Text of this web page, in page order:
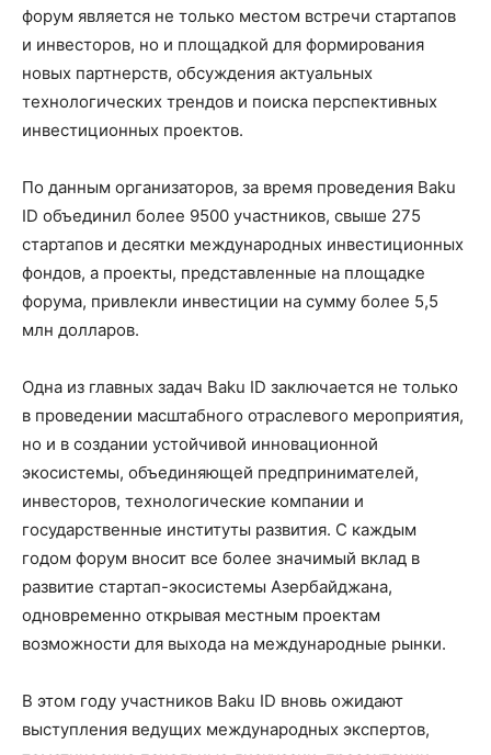
форум является не только местом встречи стартапов
и инвесторов, но и площадкой для формирования
новых партнерств, обсуждения актуальных
технологических трендов и поиска перспективных
инвестиционных проектов.
По данным организаторов, за время проведения Baku
ID объединил более 9500 участников, свыше 275
стартапов и десятки международных инвестиционных
фондов, а проекты, представленные на площадке
форума, привлекли инвестиции на сумму более 5,5
млн долларов.
Одна из главных задач Baku ID заключается не только
в проведении масштабного отраслевого мероприятия,
но и в создании устойчивой инновационной
экосистемы, объединяющей предпринимателей,
инвесторов, технологические компании и
государственные институты развития. С каждым
годом форум вносит все более значимый вклад в
развитие стартап-экосистемы Азербайджана,
одновременно открывая местным проектам
возможности для выхода на международные рынки.
В этом году участников Baku ID вновь ожидают
выступления ведущих международных экспертов,